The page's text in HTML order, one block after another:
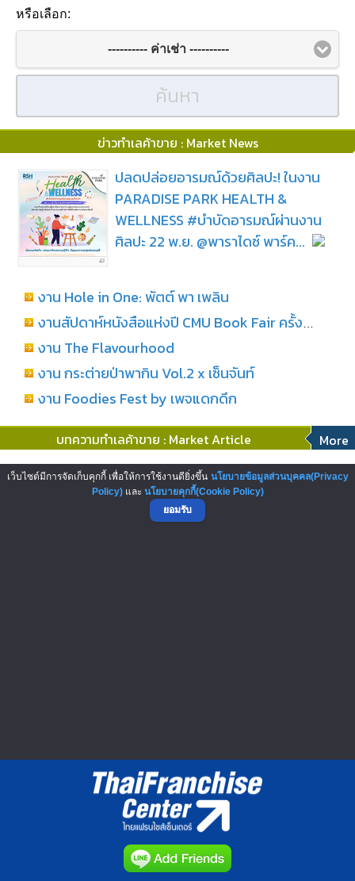
หรือเลือก:
---------- ค่าเช่า ----------
ค้นหา
ข่าวทำเลค้าขาย : Market News
ปลดปล่อยอารมณ์ด้วยศิลปะ! ในงาน
PARADISE PARK HEALTH &
WELLNESS #บำบัดอารมณ์ผ่านงาน
ศิลปะ 22 พ.ย. @พาราไดซ์ พาร์ค...
งาน Hole in One: พัตต์ พา เพลิน
งาน The Flavourhood
งาน กระต่ายป่าพากิน Vol.2 x เซ็นจันท์
งาน Foodies Fest by เพจแดกดึก
บทความทำเลค้าขาย : Market Article More
โอกาสสู่การเป็นผู้ประกอบการสถานี
บริการน้ำมันเชลล์ บริษัทพลังงานระดับ
โลก...
เว็บไซต์มีการจัดเก็บคุกกี้ เพื่อให้การใช้งานดียิ่งขึ้น นโยบายข้อมูลส่วนบุคคล(Privacy
Policy)และ นโยบายคุกกี้(Cookie Policy)
ยอมรับ